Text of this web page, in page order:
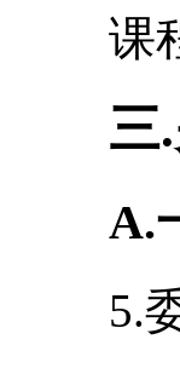
课
三
A.
5.